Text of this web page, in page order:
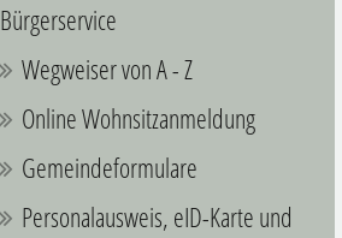
Bürgerservice
Wegweiser von A - Z
Online Wohnsitzanmeldung
Gemeindeformulare
Personalausweis, eID-Karte und